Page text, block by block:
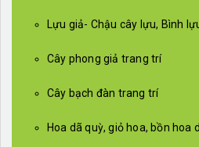
Lựu giả- Chậu cây lựu, Bình
Cây phong giả trang trí
Cây bạch đàn trang trí
Hoa dã quỳ, giỏ hoa, bồn hoa